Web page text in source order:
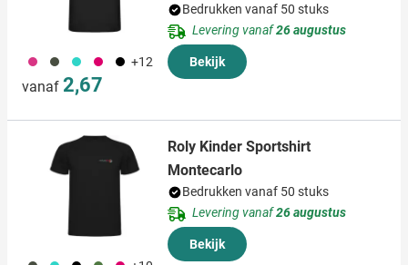
490 491 033 771 001 +12
vanaf 2,67
Bedrukken vanaf 50 stuks
Levering vanaf26 augustus
Bekijk
Roly Kinder Sportshirt
Montecarlo
Bedrukken vanaf 50 stuks
Levering vanaf26 augustus
Bekijk